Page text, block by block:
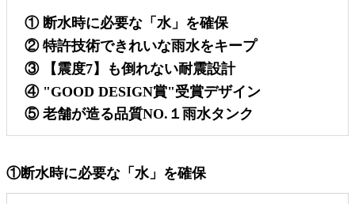
① 断水時に必要な「水」を確保
② 特許技術できれいな雨水をキープ
③ 【震度7】も倒れない耐震設計
④ "GOOD DESIGN賞"受賞デザイン
⑤ 老舗が造る品質NO.１雨水タンク
①断水時に必要な「水」を確保